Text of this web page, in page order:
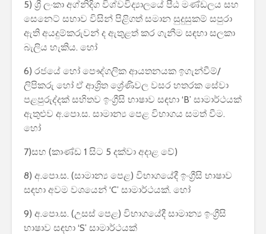
5) ශ්‍රී ලංකා අග්නිදිග විශ්වවිද්‍යාලයේ පීඨ මණ්ඩලය සහ
සෙනෙට් සභාව විසින් පිළිගත් සමාන සුදුසුකම් සපුරා
ඇති අයදුම්කරුවන් ද ඇතුළත් කර ගැනීම සඳහා සලකා
බැලිය හැකිය. හෝ
6) රජයේ හෝ පෞද්ගලික ආයතනයක ඉගැන්වීම්/
ලිපිකරු හෝ ඒ ආශ්‍රිත ශ්‍රේණිවල වසර හතරක සේවා
පළපුරුද්දක් සහිතව ඉංග්‍රීසි භාෂාව සඳහා ‘B’ සාමාර්ථයක්
ඇතුළුව අ.පො.ස. සාමාන්‍ය පෙළ විභාගය සමත් වීම.
හෝ
7)සහ (කාණ්ඩ 1 සිට 5 දක්වා අදාළ වේ)
8) අ.පො.ස. (සාමාන්‍ය පෙළ) විභාගයේදී ඉංග්‍රීසි භාෂාව
සඳහා අවම වශයෙන් ‘C’ සාමාර්ථයක්. හෝ
9) අ.පො.ස. (උසස් පෙළ) විභාගයේදී සාමාන්‍ය ඉංග්‍රීසි
භාෂාව සඳහා ‘S’ සාමාර්ථයක්
2026 යාවත්කාලීනය
හඳුන්වා දීමට
නියමිතයි.
උණුසුම්
බැවින්